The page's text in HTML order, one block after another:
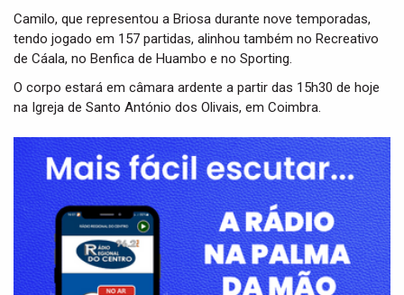
n
Camilo, que representou a Briosa durante nove temporadas,
tendo jogado em 157 partidas, alinhou também no Recreativo
de Cáala, no Benfica de Huambo e no Sporting.
O corpo estará em câmara ardente a partir das 15h30 de hoje
na Igreja de Santo António dos Olivais, em Coimbra.